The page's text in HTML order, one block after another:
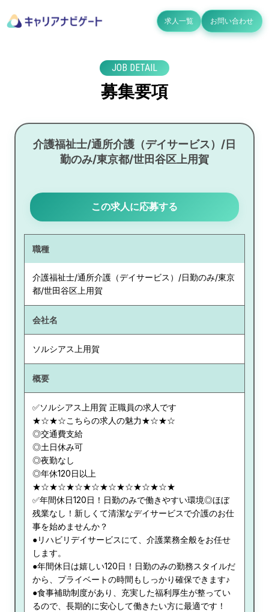
求人一覧 お問い合わせ
JOB DETAIL
募集要項
介護福祉士/通所介護（デイサービス）/日
勤のみ/東京都/世田谷区上用賀
この求人に応募する
職種
介護福祉士/通所介護（デイサービス）/日勤のみ/東京
都/世田谷区上用賀
会社名
ソルシアス上用賀
概要
✅ソルシアス上用賀 正職員の求人です
★☆★☆こちらの求人の魅力★☆★☆
◎交通費支給
◎土日休み可
◎夜勤なし
◎年休120日以上
★☆★☆★☆★☆★☆★☆★☆★☆★
✅年間休日120日！日勤のみで働きやすい環境◎ほぼ
残業なし！新しくて清潔なデイサービスで介護のお仕
事を始めませんか？
●リハビリデイサービスにて、介護業務全般をお任せ
します。
●年間休日は嬉しい120日！日勤のみの勤務スタイルだ
から、プライベートの時間もしっかり確保できます♪
●食事補助制度があり、充実した福利厚生が整ってい
るので、長期的に安心して働きたい方に最適です！